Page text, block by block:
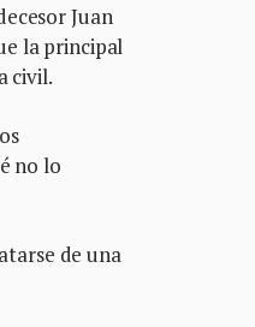
Juan
la principal
civil.
no lo
de una